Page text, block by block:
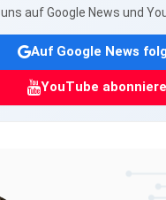
uns auf Google News und
Auf Google News
YouTube